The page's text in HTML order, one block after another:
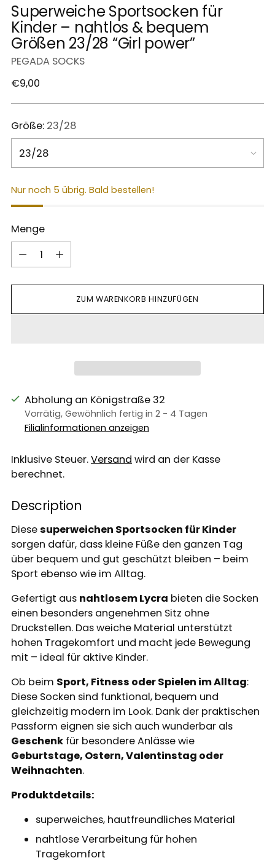
Superweiche Sportsocken für
Kinder – nahtlos & bequem
Größen 23/28 “Girl power”
PEGADA SOCKS
Regulärer
€9,00
Größe: 23/28
Nur noch 5 übrig. Bald bestellen!
Menge
Menge
ZUM WARENKORB HINZUFÜGEN
Abholung an Königstraße 32
Vorrätig, Gewöhnlich fertig in 2 - 4 Tagen
Filialinformationen anzeigen
Inklusive Steuer.Versand wird an der Kasse
berechnet.
Description
Diesesuperweichen Sportsocken für Kinder
sorgen dafür, dass kleine Füße den ganzen Tag
über bequem und gut geschützt bleiben – beim
Sport ebenso wie im Alltag.
Gefertigt aus nahtlosem Lycra bieten die Socken
einen besonders angenehmen Sitz ohne
Druckstellen. Das weiche Material unterstützt
hohen Tragekomfort und macht jede Bewegung
mit – ideal für aktive Kinder.
Ob beim Sport, Fitness oder Spielen im Alltag:
Diese Socken sind funktional, bequem und
gleichzeitig modern im Look. Dank der praktischen
Passform eignen sie sich auch wunderbar als
Geschenk für besondere Anlässe wie
Geburtstage, Ostern, Valentinstag oder
Weihnachten.
Produktdetails:
superweiches, hautfreundliches Material
nahtlose Verarbeitung für hohen
Tragekomfort